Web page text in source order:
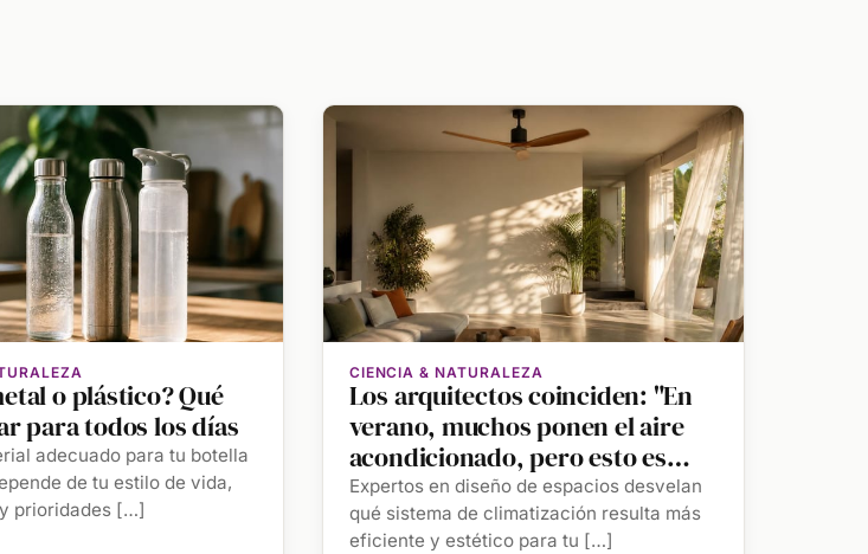
o plástico? Qué
para todos los días
adecuado para tu botella
de tu estilo de vida,
prioridades […]
CIENCIA & NATURALEZA
Los arquitectos coinciden: "En
verano, muchos ponen el aire
acondicionado, pero esto es
mucho mejor"
Expertos en diseño de espacios desvelan
qué sistema de climatización resulta más
eficiente y estético para tu […]